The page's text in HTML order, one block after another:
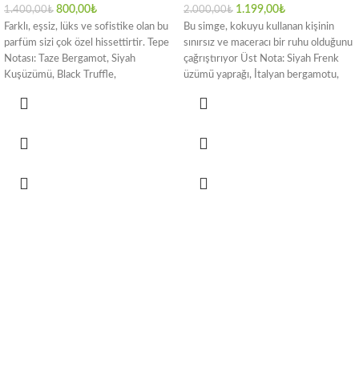
1.400,00₺ 800,00₺
Farklı, eşsiz, lüks ve sofistike olan bu
parfüm sizi çok özel hissettirtir. Tepe
Notası: Taze Bergamot, Siyah
Kuşüzümü, Black Truffle,
2.000,00₺ 1.199,00₺
Bu simge, kokuyu kullanan kişinin
sınırsız ve maceracı bir ruhu olduğunu
çağrıştırıyor Üst Nota: Siyah Frenk
üzümü̈ yaprağı, İtalyan bergamotu,